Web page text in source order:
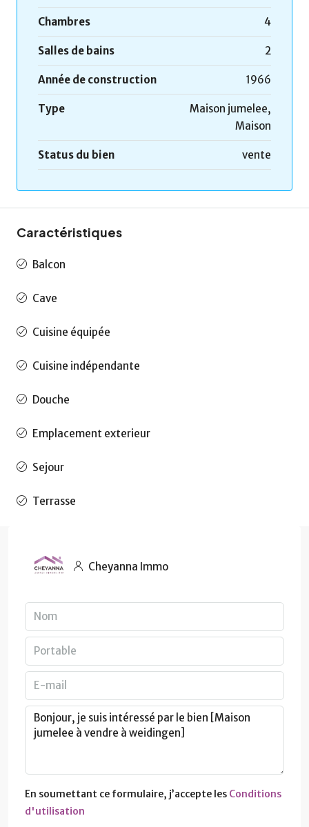
Chambres 4
Salles de bains 2
Année de construction 1966
Type
Maison jumelee,
Maison
Status du bien vente
Caractéristiques
Balcon
Cave
Cuisine équipée
Cuisine indépendante
Douche
Emplacement exterieur
Sejour
Terrasse
Cheyanna Immo
En soumettant ce formulaire, j’accepte les Conditions
d'utilisation